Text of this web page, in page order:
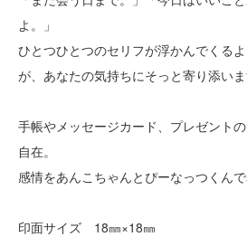
よ。」
ひとつひとつのセリフが浮かんでくる
が、あなたの気持ちにそっと寄り添いま
手帳やメッセージカード、プレゼント
自在。
感情をあんこちゃんとぴーなっつくん
印面サイズ 18㎜×18㎜